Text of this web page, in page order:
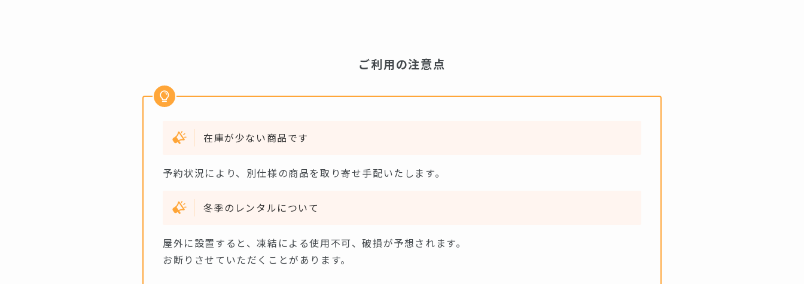
ご利用の注意点
在庫が少ない商品です
予約状況により、別仕様の商品を取り寄せ手配いたします。
冬季のレンタルについて
屋外に設置すると、凍結による使用不可、破損が予想されます。
お断りさせていただくことがあります。